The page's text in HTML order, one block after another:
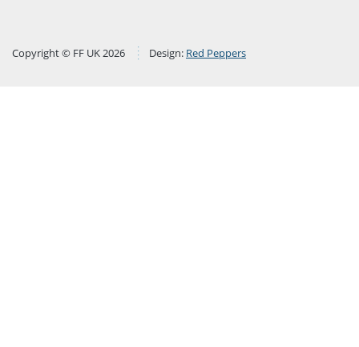
Copyright © FF UK 2026 Design: Red Peppers